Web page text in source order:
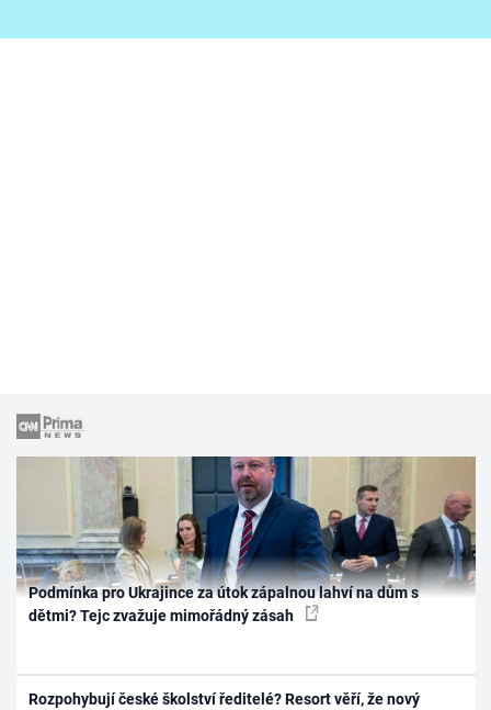
Podmínka pro Ukrajince za útok zápalnou lahví na dům s
dětmi? Tejc zvažuje mimořádný zásah
Rozpohybují české školství ředitelé? Resort věří, že nový